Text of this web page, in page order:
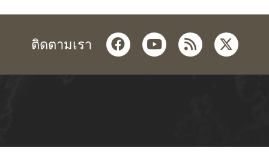
ติดตามเรา facebookyoutube
rss twitter